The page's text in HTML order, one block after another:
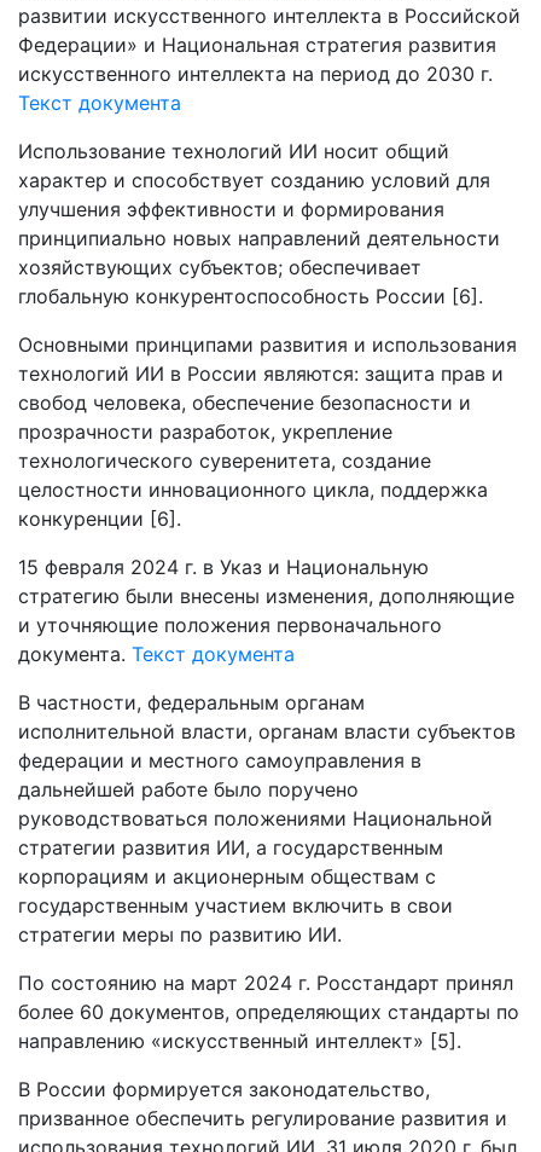
развитии искусственного интеллекта в Российской
Федерации» и Национальная стратегия развития
искусственного интеллекта на период до 2030 г.
Текст документа
Использование технологий ИИ носит общий
характер и способствует созданию условий для
улучшения эффективности и формирования
принципиально новых направлений деятельности
хозяйствующих субъектов; обеспечивает
глобальную конкурентоспособность России [6].
Основными принципами развития и использования
технологий ИИ в России являются: защита прав и
свобод человека, обеспечение безопасности и
прозрачности разработок, укрепление
технологического суверенитета, создание
целостности инновационного цикла, поддержка
конкуренции [6].
15 февраля 2024 г. в Указ и Национальную
стратегию были внесены изменения, дополняющие
и уточняющие положения первоначального
документа. Текст документа
В частности, федеральным органам
исполнительной власти, органам власти субъектов
федерации и местного самоуправления в
дальнейшей работе было поручено
руководствоваться положениями Национальной
стратегии развития ИИ, а государственным
корпорациям и акционерным обществам с
государственным участием включить в свои
стратегии меры по развитию ИИ.
По состоянию на март 2024 г. Росстандарт принял
более 60 документов, определяющих стандарты по
направлению «искусственный интеллект» [5].
В России формируется законодательство,
призванное обеспечить регулирование развития и
использования технологий ИИ. 31 июля 2020 г. был